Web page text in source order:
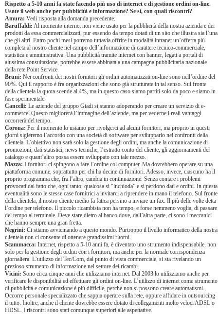
Rispetto a 5-10 anni fa state facendo più uso di internet e di gestione ordini on-line.
Usate il web anche per pubblicità e informazione? Se sì, con quali riscontri?
Amura: Vedi risposta alla domanda precedente.
Baruffaldi: Al momento internet non viene usato per la pubblicità della nostra azienda e dei
prodotti da essa commercializzati, pur essendo da tempo dotati di un sito che illustra sia l’una
che gli altri. Entro pochi mesi potremo tuttavia offrire in modalità intranet un’offerta più
completa al nostro cliente nel campo dell’informazione di carattere tecnico-commerciale,
statistica e amministrativa. Una pubblicità tramite internet con banner, legati a portali di
altissima consultazione, potrebbe essere abbinata a una campagna pubblicitaria nazionale
della rete Point Service.
Bruni: Nei confronti dei nostri fornitori gli ordini automatizzati on-line sono nell’ordine del
90%. Qui il rapporto è fra organizzazioni che sono già strutturate in tal senso. Sul fronte
della clientela la quota scende al 4%, ma in questo caso siamo partiti solo da poco e siamo in
fase sperimentale.
Cancelli: Le aziende del gruppo Giadi si stanno adoperando per creare un servizio di e-
commerce. Questo migliorerà l’immagine dell’aziende, ma per vederne i reali vantaggi
occorrerà del tempo.
Corona: Per il momento lo usiamo per rivolgerci ad alcuni fornitori, ma proprio in questi
giorni sigleremo l’accordo con una società di software per svilupparlo nei confronti della
clientela. L’obiettivo non sarà solo la gestione degli ordini, ma anche la comunicazione di
promozioni, dati statistici, news tecniche, l’estratto conto del cliente, gli aggiornamenti del
catalogo e quant’altro possa essere sviluppato con tale mezzo.
Mazza: I fornitori ci spingono a fare l’ordine col computer. Ma dovrebbero operare su una
piattaforma comune, soprattutto per chi ha decine di fornitori. Adesso, invece, ciascuno ha il
proprio programma che, fra l’altro, cambia in continuazione. Senza contare i problemi
provocati dal fatto che, ogni tanto, qualcosa si “inchioda” e si perdono dati e ordini. In questa
eventualità sono le stesse case fornitrici a invitarci a riprendere in mano il telefono. Sul fronte
della clientela, il nostro cliente medio fa fatica persino a inviare un fax. Il più delle volte detta
l’ordine per telefono. Il piccolo ricambista non ha tempo, e forse nemmeno voglia, di passare
del tempo al terminale. Deve stare dietro al banco dove, dall’altra parte, ci sono i meccanici
che hanno sempre una gran fretta.
Negrini: Ci stiamo avvicinando a questo mondo. Purtroppo il livello informatico della nostra
clientela non ci consente di ottenere grandissimi ritorni.
Scammacca: Internet, rispetto a 5-10 anni fa, è diventato uno strumento indispensabile, non
solo per la gestione degli ordini con i fornitori, ma anche per la normale corrispondenza
giornaliera. L’utilizzo del Tec/Com, dal punto di vista commerciale, si sta rivelando un
prezioso strumento di informazione nel settore dei ricambi.
Vicini: Sono circa cinque anni che utilizziamo internet. Dal 2003 lo utilizziamo anche per
verificare le disponibilità ed effettuare gli ordini on-line. L’utilizzo di internet come strumento
di pubblicità e comunicazione è più difficile, perché non si possono creare automatismi.
Occorre personale specializzato che sappia operare sulla rete, oppure affidare in outsourcing
il tutto. Inoltre, anche il cliente dovrebbe essere dotato di collegamenti molto veloci ADSL o
HDSL. I riscontri sono stati comunque superiori alle aspettative.